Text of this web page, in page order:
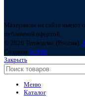
Материалы на сайте имеют
публичной офертой.
© 2026 Теплоплас (Россия).
Создано BOND
Закрыть
Меню
Каталог